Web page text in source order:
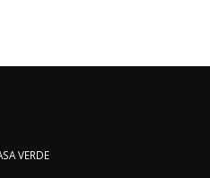
VERDE